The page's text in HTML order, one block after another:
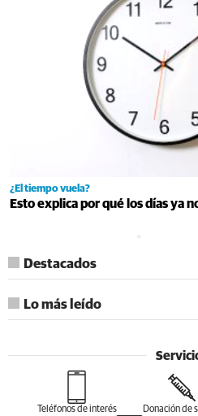
¿El tiempo vuela?
Esto explica por qué los días ya
Destacados
Lo más leído
Teléfonos de interés Donación de